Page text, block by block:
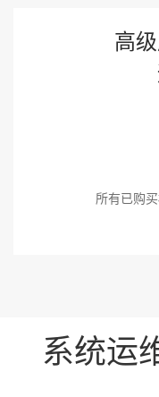
高
所有已购买
系统运